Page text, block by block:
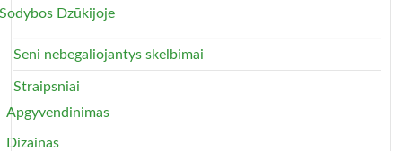
Sodybos Dzūkijoje
Seni nebegaliojantys skelbimai
Straipsniai
Apgyvendinimas
Dizainas